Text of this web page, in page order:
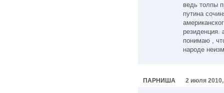
ведь толпы
путина
резиденция.
понимаю ,
народе
ПАРНИША 2 июля